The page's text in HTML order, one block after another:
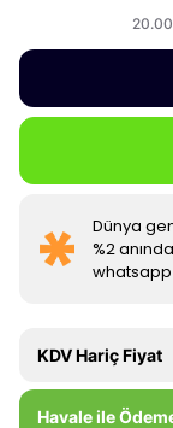
Dünya
%2
KDV Hariç Fiyat
Havale ile